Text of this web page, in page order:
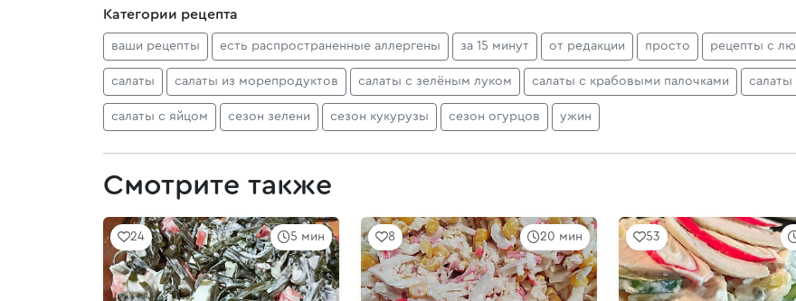
Категории рецепта
ваши рецепты есть распространенные аллергены за 15 минут от редакции просто рецепты с
салаты салаты из морепродуктов салаты с зелёным луком салаты с крабовыми палочками
салаты с яйцом сезон зелени сезон кукурузы сезон огурцов ужин
Смотрите также
5 мин
24 20 мин
8 53